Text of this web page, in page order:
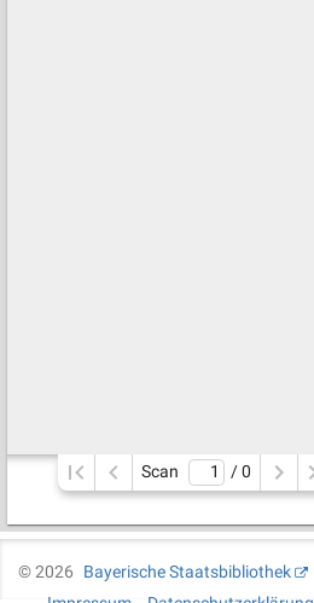
Scan / 0
©2026
Bayerische Staatsbibliothek